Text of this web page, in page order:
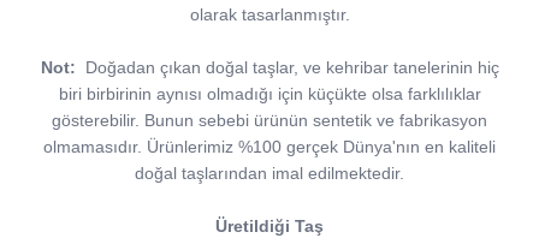
olarak tasarlanmıştır.
Not:
Doğadan çıkan doğal taşlar, ve kehribar tanelerinin hiç
biri birbirinin aynısı olmadığı için küçükte olsa farklılıklar
gösterebilir. Bunun sebebi ürünün sentetik ve fabrikasyon
olmamasıdır. Ürünlerimiz %100 gerçek Dünya'nın en kaliteli
doğal taşlarından imal edilmektedir.
Üretildiği Taş